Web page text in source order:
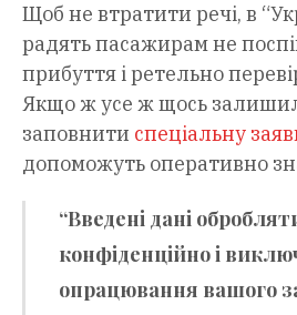
Щоб не втратити речі, в
радять пасажирам не
прибуття і ретельно
Якщо ж усе ж щось
заповнити спеціальну
допоможуть оперативно
“Введені дані
конфіденційно і
опрацювання вашого